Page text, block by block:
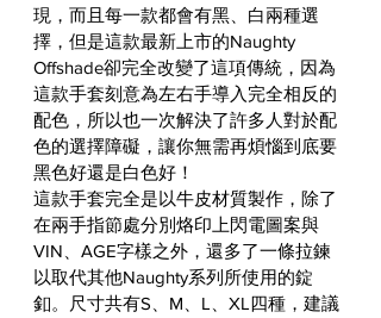
現，而且每一款都會有黑、白兩種選
擇，但是這款最新上市的Naughty
Offshade卻完全改變了這項傳統，因為
這款手套刻意為左右手導入完全相反的
配色，所以也一次解決了許多人對於配
色的選擇障礙，讓你無需再煩惱到底要
黑色好還是白色好！
這款手套完全是以牛皮材質製作，除了
在兩手指節處分別烙印上閃電圖案與
VIN、AGE字樣之外，還多了一條拉鍊
以取代其他Naughty系列所使用的錠
釦。尺寸共有S、M、L、XL四種，建議